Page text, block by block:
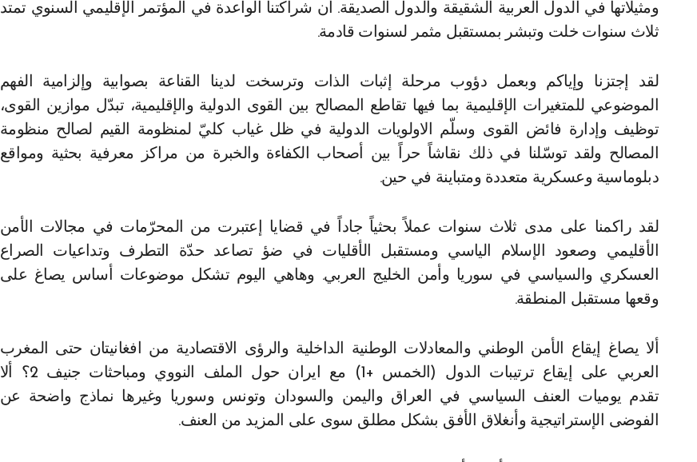
ومثيلاتها في الدول العربية الشقيقة والدول الصديقة. أن شراكتنا الواعدة في المؤتمر الإقليمي السنوي تمتد
ثلاث سنوات خلت وتبشر بمستقبل مثمر لسنوات قادمة.
لقد إجتزنا وإياكم وبعمل دؤوب مرحلة إثبات الذات وترسخت لدينا القناعة بصوابية وإلزامية الفهم
الموضوعي للمتغيرات الإقليمية بما فيها تقاطع المصالح بين القوى الدولية والإقليمية، تبدّل موازين القوى،
توظيف وإدارة فائض القوى وسلّم الاولويات الدولية في ظل غياب كليّ لمنظومة القيم لصالح منظومة
المصالح ولقد توسّلنا في ذلك نقاشاً حراً بين أصحاب الكفاءة والخبرة من مراكز معرفية بحثية ومواقع
دبلوماسية وعسكرية متعددة ومتباينة في حين.
لقد راكمنا على مدى ثلاث سنوات عملاً بحثياً جاداً في قضايا إعتبرت من المحرّمات في مجالات الأمن
الأقليمي وصعود الإسلام الياسي ومستقبل الأقليات في ضؤ تصاعد حدّة التطرف وتداعيات الصراع
العسكري والسياسي في سوريا وأمن الخليج العربي. وهاهي اليوم تشكل موضوعات أساس يصاغ على
وقعها مستقبل المنطقة.
ألا يصاغ إيقاع الأمن الوطني والمعادلات الوطنية الداخلية والرؤى الاقتصادية من افغانيتان حتى المغرب
العربي على إيقاع ترتيبات الدول (الخمس +1) مع ايران حول الملف النووي ومباحثات جنيف 2؟ ألا
تقدم يوميات العنف السياسي في العراق واليمن والسودان وتونس وسوريا وغيرها نماذج واضحة عن
الفوضى الإستراتيجية وأنغلاق الأفق بشكل مطلق سوى على المزيد من العنف.